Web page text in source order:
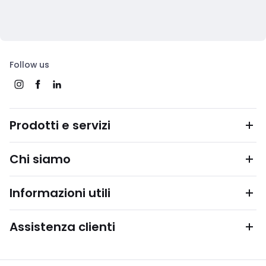
Follow us
Prodotti e servizi
Chi siamo
Informazioni utili
Assistenza clienti